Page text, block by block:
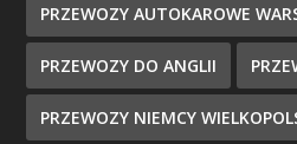
PRZEWOZY AUTOKAROWE
PRZEWOZY DO ANGLII
PRZEWOZY NIEMCY